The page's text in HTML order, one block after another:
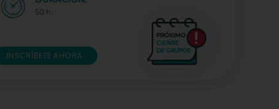
50 h.
INSCRÍBETE AHORA